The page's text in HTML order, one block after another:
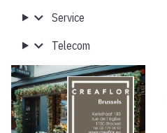
Service
Telecom